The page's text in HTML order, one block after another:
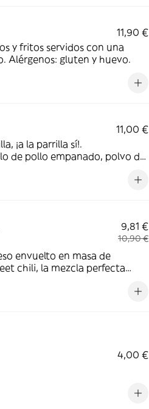
11,90 €
y fritos servidos con una
Alérgenos: gluten y huevo.
11,00 €
¡a la parrilla sí!.
de pollo empanado, polvo de
9,81 €
10,90 €
envuelto en masa de
chili, la mezcla perfecta
4,00 €